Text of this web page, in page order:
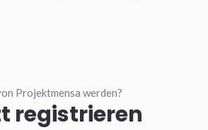
Projektmensa werden?
registrieren